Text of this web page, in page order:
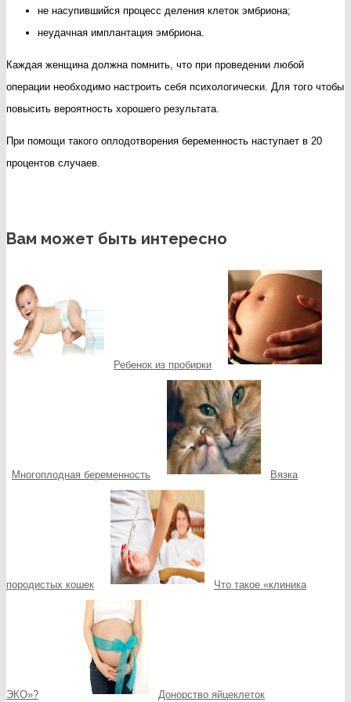
не насупившийся процесс деления клеток эмбриона;
неудачная имплантация эмбриона.
Каждая женщина должна помнить, что при проведении любой
операции необходимо настроить себя психологически. Для того чтобы
повысить вероятность хорошего результата.
При помощи такого оплодотворения беременность наступает в 20
процентов случаев.
Вам может быть интересно
Ребенок из пробирки
Многоплодная беременность Вязка
породистых кошек Что такое «клиника
ЭКО»? Донорство яйцеклеток